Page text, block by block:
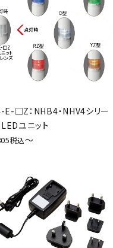
E-□Z：NHB4・NHV4シリー
ユニット
税込〜